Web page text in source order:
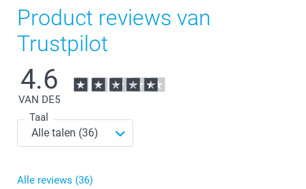
Product reviews van
Trustpilot
4.6
VAN DE5
Taal
Alle reviews (36)